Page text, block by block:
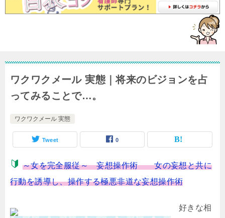
ワクワクメール 実態｜将来のビジョンを占
ってみることで…。
ワクワクメール 実態
Tweet 0
～女を完全服従～ 妄想操作術 女の妄想と共に
行動を誘導し、操作する極悪非道な妄想操作術
好きな相